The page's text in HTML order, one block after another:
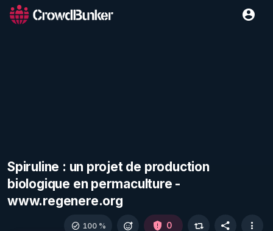
Spiruline : un projet de production
biologique en permaculture -
www.regenere.org
100 % 0